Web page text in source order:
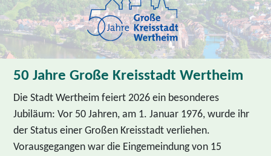
50 Jahre Große Kreisstadt Wertheim
Die Stadt Wertheim feiert 2026 ein besonderes
Jubiläum: Vor 50 Jahren, am 1. Januar 1976, wurde ihr
der Status einer Großen Kreisstadt verliehen.
Vorausgegangen war die Eingemeindung von 15